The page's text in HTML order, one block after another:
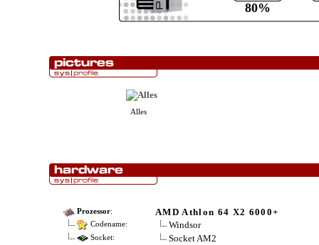
80%
Alles
Prozessor: AMD Athlon 64 X2 6000+
Codename: Windsor
Socket: Socket AM2